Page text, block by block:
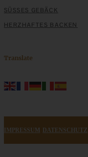
SÜSSES GEBÄCK
HERZHAFTES BACKEN
Translate
IMPRESSUM DATENSCHUTZ